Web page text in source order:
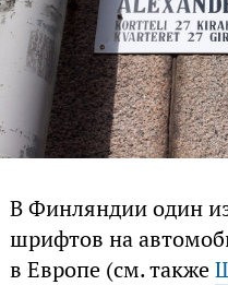
В Финляндии один
шрифтов на
в Европе (см. также